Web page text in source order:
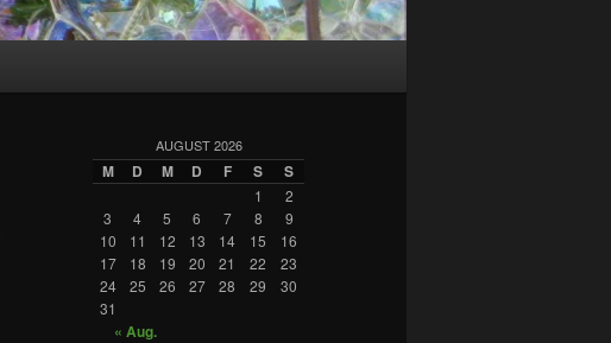
AUGUST 2026
M D M D F S S
1
2
3
4 5 6 7 8
9
10
11 12 13 14 15
16
17
18 19 20 21 22
23
24
25 26 27 28 29
30
31
« Aug.